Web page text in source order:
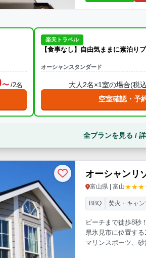
/2名
楽天トラベル
【食事なし】自由気ままに素泊り
オーシャンスタンダード
大人2名×1室の場合(税
空室確認・予
全プランを見る /
オーシャンリ
富山県 | 富山
ビーチまで徒歩8秒
県氷見市に位置す
マリンスポーツ、
BBQ 焚火・キャ